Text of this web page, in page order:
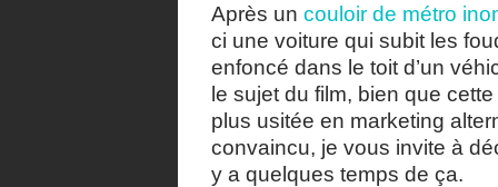
Après un couloir de métro
ci une voiture qui subit les
enfoncé dans le toit d’un
le sujet du film, bien que
plus usitée en marketing
convaincu, je vous invite à
y a quelques temps de ça.